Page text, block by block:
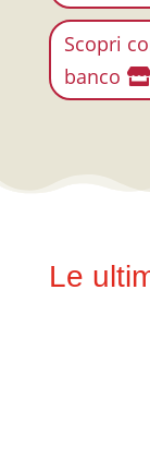
Scopri
banco
Le